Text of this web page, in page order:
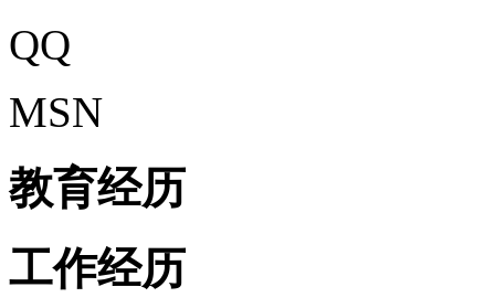
QQ
MSN
教育经历
工作经历